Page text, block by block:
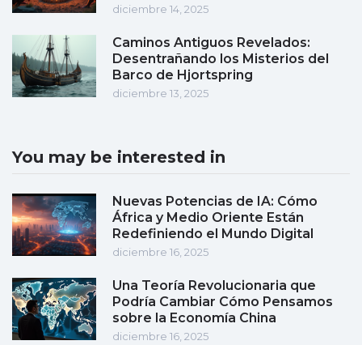
diciembre 14, 2025
Caminos Antiguos Revelados:
Desentrañando los Misterios del
Barco de Hjortspring
diciembre 13, 2025
You may be interested in
Nuevas Potencias de IA: Cómo
África y Medio Oriente Están
Redefiniendo el Mundo Digital
diciembre 16, 2025
Una Teoría Revolucionaria que
Podría Cambiar Cómo Pensamos
sobre la Economía China
diciembre 16, 2025